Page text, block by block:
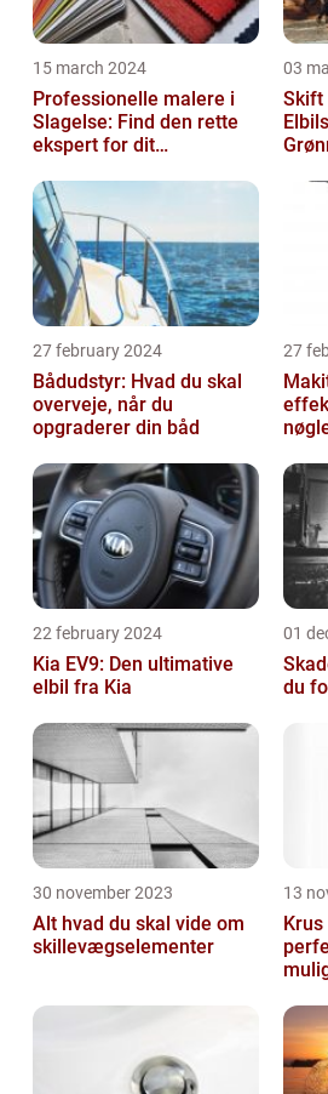
15 march 2024
Professionelle malere i
Slagelse: Find den rette
ekspert for dit
03
Skift
27 february 2024
Bådudstyr: Hvad du skal
overveje, når du
opgraderer din båd
27
22 february 2024
Kia EV9: Den ultimative
elbil fra Kia
01
du
30 november 2023
Alt hvad du skal vide om
skillevægselementer
13